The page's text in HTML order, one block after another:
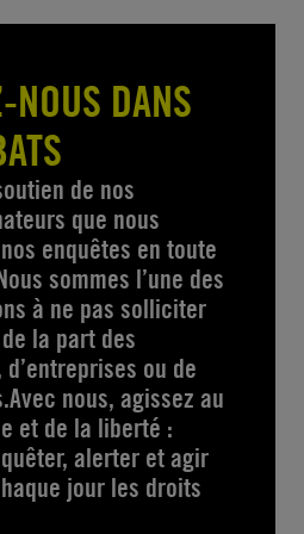
NOUS DANS
de nos
que nous
enquêtes en toute
sommes l’une des
à ne pas solliciter
la part des
ou de
nous, agissez au
et de la liberté :
alerter et agir
jour les droits